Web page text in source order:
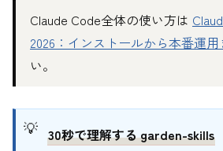
Claude Code全体の使い方は
2026：インストールから本番運用
い。
30秒で理解する garden-skills